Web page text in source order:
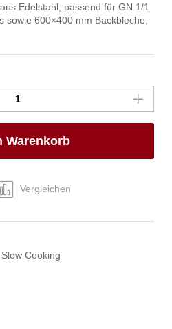
Edelstahl, passend für GN 1/1
sowie 600×400 mm Backbleche,
Warenkorb
Vergleichen
Slow Cooking